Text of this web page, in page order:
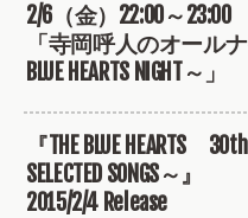
2/6（金）22:00～
「寺岡呼人のオールナ
BLUE HEARTS NIGHT～」
『THE BLUE HEARTS
SELECTED SONGS～』
2015/2/4 Release